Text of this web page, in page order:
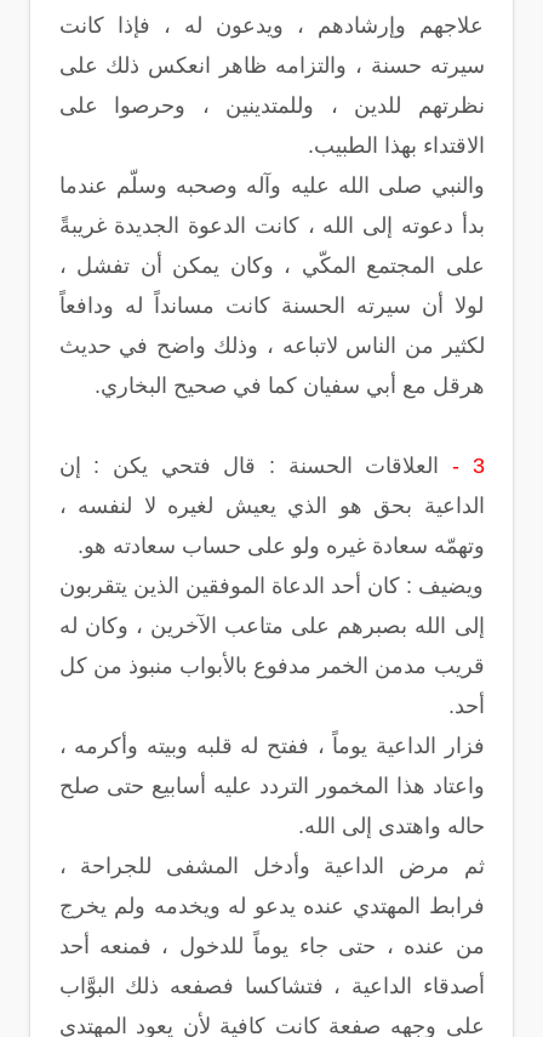
علاجهم وإرشادهم ، ويدعون له ، فإذا كانت
سيرته حسنة ، والتزامه ظاهر انعكس ذلك على
نظرتهم للدين ، وللمتدينين ، وحرصوا على
الاقتداء بهذا الطبيب.
والنبي صلى الله عليه وآله وصحبه وسلّم عندما
بدأ دعوته إلى الله ، كانت الدعوة الجديدة غريبةً
على المجتمع المكّي ، وكان يمكن أن تفشل ،
لولا أن سيرته الحسنة كانت مسانداً له ودافعاً
لكثير من الناس لاتباعه ، وذلك واضح في حديث
هرقل مع أبي سفيان كما في صحيح البخاري.
3 -
العلاقات الحسنة : قال فتحي يكن : إن
الداعية بحق هو الذي يعيش لغيره لا لنفسه ،
وتهمّه سعادة غيره ولو على حساب سعادته هو.
ويضيف : كان أحد الدعاة الموفقين الذين يتقربون
إلى الله بصبرهم على متاعب الآخرين ، وكان له
قريب مدمن الخمر مدفوع بالأبواب منبوذ من كل
أحد.
فزار الداعية يوماً ، ففتح له قلبه وبيته وأكرمه ،
واعتاد هذا المخمور التردد عليه أسابيع حتى صلح
حاله واهتدى إلى الله.
ثم مرض الداعية وأدخل المشفى للجراحة ،
فرابط المهتدي عنده يدعو له ويخدمه ولم يخرج
من عنده ، حتى جاء يوماً للدخول ، فمنعه أحد
أصدقاء الداعية ، فتشاكسا فصفعه ذلك البوَّاب
على وجهه صفعة كانت كافية لأن يعود المهتدي